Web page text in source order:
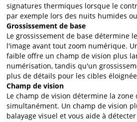
signatures thermiques lorsque le
par exemple lors des nuits humides
Grossissement de base
Le grossissement de base détermine
l'image avant tout zoom numérique.
faible offre un champ de vision plus
numérisation, tandis qu'un
plus de détails pour les cibles
Champ de vision
Le champ de vision détermine la zone
simultanément. Un champ de vision
balayage visuel et vous aide à